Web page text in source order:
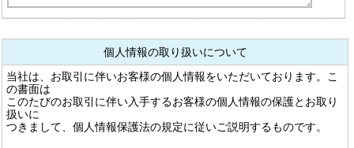
個人情報の取り扱いについて
当社は、お取引に伴いお客様の個人情報をいただいております。こ
の書面は
このたびのお取引に伴い入手するお客様の個人情報の保護とお取り
扱いに
つきまして、個人情報保護法の規定に従いご説明するものです。